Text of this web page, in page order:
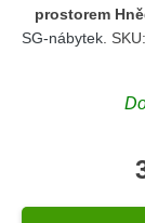
prostorem
SG-nábytek .